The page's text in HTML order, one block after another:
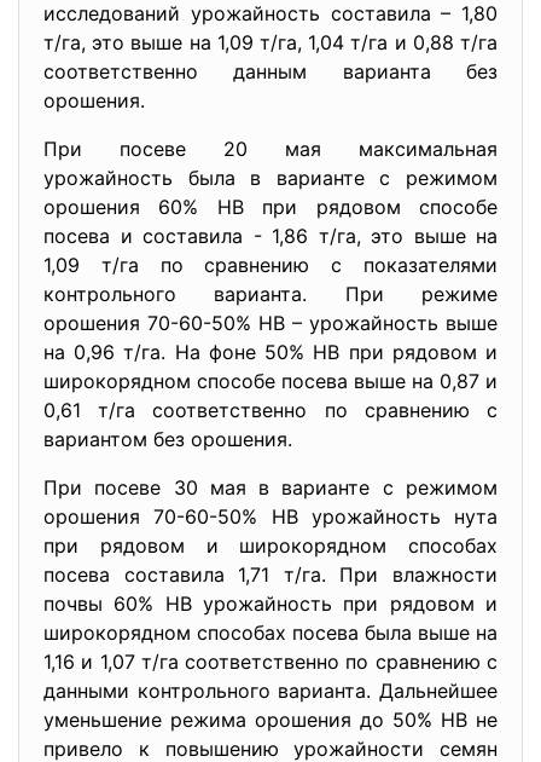
исследований урожайность составила – 1,80
т/га, это выше на 1,09 т/га, 1,04 т/га и 0,88 т/га
соответственно данным варианта без
орошения.
При посеве 20 мая максимальная
урожайность была в варианте с режимом
орошения 60% НВ при рядовом способе
посева и составила - 1,86 т/га, это выше на
1,09 т/га по сравнению с показателями
контрольного варианта. При режиме
орошения 70-60-50% НВ – урожайность выше
на 0,96 т/га. На фоне 50% НВ при рядовом и
широкорядном способе посева выше на 0,87 и
0,61 т/га соответственно по сравнению с
вариантом без орошения.
При посеве 30 мая в варианте с режимом
орошения 70-60-50% НВ урожайность нута
при рядовом и широкорядном способах
посева составила 1,71 т/га. При влажности
почвы 60% НВ урожайность при рядовом и
широкорядном способах посева была выше на
1,16 и 1,07 т/га соответственно по сравнению с
данными контрольного варианта. Дальнейшее
уменьшение режима орошения до 50% НВ не
привело к повышению урожайности семян